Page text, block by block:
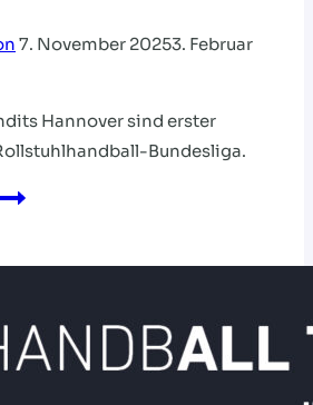
7. November 20253. Februar
Hannover sind erster
Bundesliga.